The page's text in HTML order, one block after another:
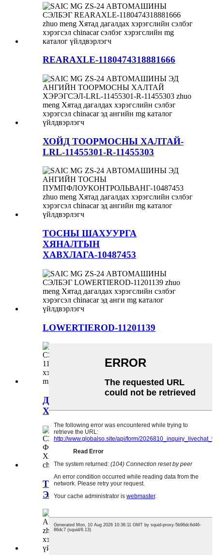
REARAXLE-1180474318881666
ХОЙД ТООРМОСНЫ ХАЛТАЙ-
LRL-11455301-R-11455303
ТОСНЫ ШАХУУРГА
ХЯНАЛТЫН
ХАВХЛАГА-10487453
LOWERTIEROD-11201139
ДООД ТАВЦАНЫ
ХААЛТ-11148442
ТОСНЫ ШҮҮРГИЙН
ЭЛЕМЕНТ-10588708